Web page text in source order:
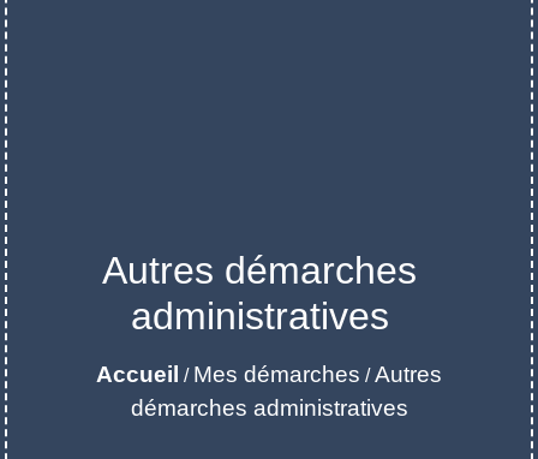
Autres démarches
administratives
Accueil / Mes démarches / Autres
démarches administratives